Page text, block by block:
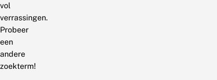
vol
verrassingen.
Probeer
een
andere
zoekterm!